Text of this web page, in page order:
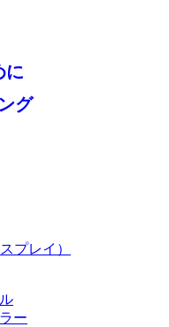
に
グ
プレイ）
ー